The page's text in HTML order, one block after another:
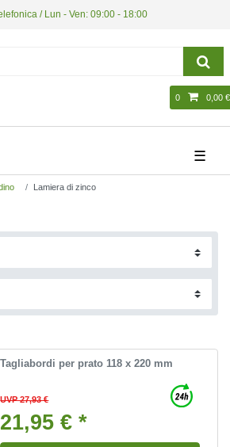
/ Lun - Ven: 09:00 - 18:00
0 0,00 €
☰
Lamiera di zinco
Tagliabordi per prato 118 x 220 mm
UVP 27,93 €
21,95 € *